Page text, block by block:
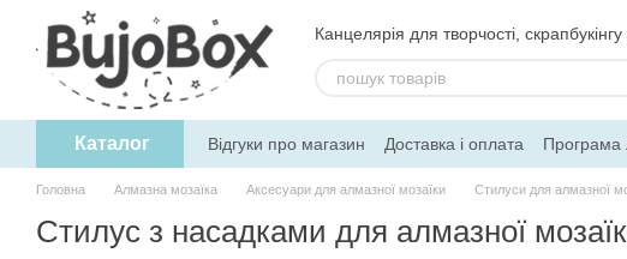
Перейти до основного контенту
Канцелярія для творчості,
Каталог Відгуки про магазин Доставка і оплата Програма
Угода користувача
Обмін та повернення Блог
Головна Алмазна мозаїка Аксесуари для алмазної мозаїки Стилуси для алмазної
Стилус з насадками для алмазної